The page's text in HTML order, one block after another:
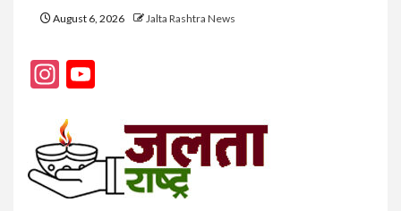
August 6, 2026 Jalta Rashtra News
Instagram